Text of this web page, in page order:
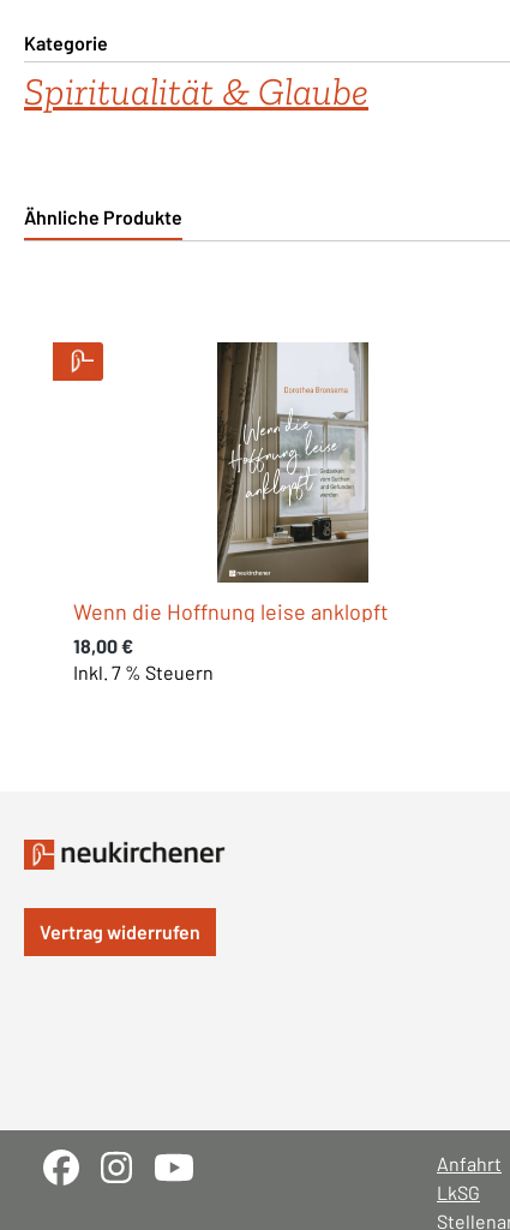
Kategorie
Spiritualität & Glaube
Ähnliche Produkte
Wenn die Hoffnung leise anklopft
Regulärer Preis:
18,00 €
Inkl. 7 % Steuern
Vertrag widerrufen
Anfahrt
LkSG